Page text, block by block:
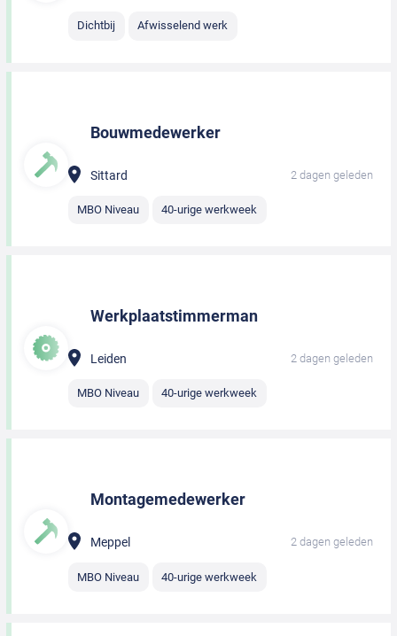
Dichtbij Afwisselend werk
Bouwmedewerker
Sittard 2 dagen geleden
MBO Niveau 40-urige werkweek
Werkplaatstimmerman
Leiden 2 dagen geleden
MBO Niveau 40-urige werkweek
Montagemedewerker
Meppel 2 dagen geleden
MBO Niveau 40-urige werkweek